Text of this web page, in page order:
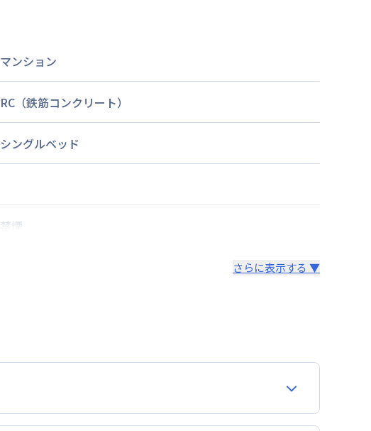
マンション
RC（鉄筋コンクリート）
シングルベッド
禁煙
さらに表示する ▼